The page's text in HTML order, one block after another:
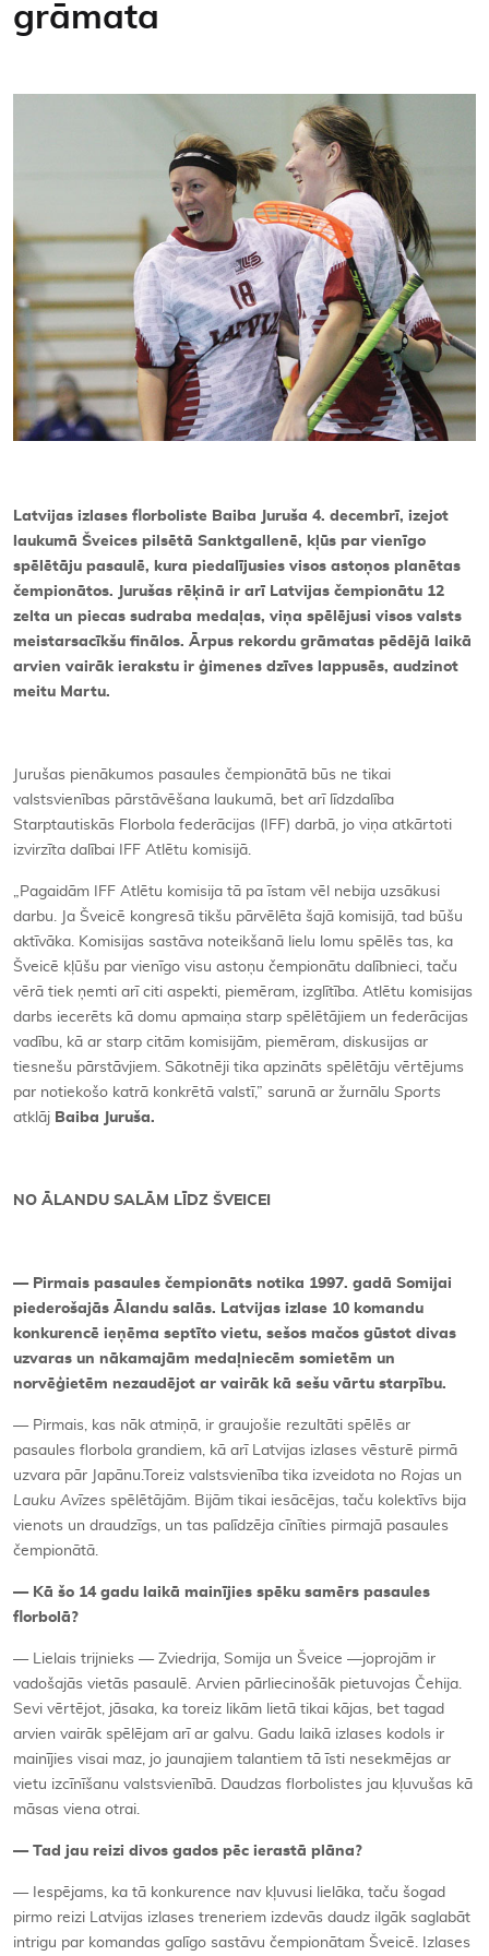
grāmata
Latvijas izlases florboliste Baiba Juruša 4. decembrī, izejot
laukumā Šveices pilsētā Sanktgallenē, kļūs par vienīgo
spēlētāju pasaulē, kura piedalījusies visos astoņos planētas
čempionātos. Jurušas rēķinā ir arī Latvijas čempionātu 12
zelta un piecas sudraba medaļas, viņa spēlējusi visos valsts
meistarsacīkšu finālos. Ārpus rekordu grāmatas pēdējā laikā
arvien vairāk ierakstu ir ģimenes dzīves lappusēs, audzinot
meitu Martu.
Jurušas pienākumos pasaules čempionātā būs ne tikai
valstsvienības pārstāvēšana laukumā, bet arī līdzdalība
Starptautiskās Florbola federācijas (IFF) darbā, jo viņa atkārtoti
izvirzīta dalībai IFF Atlētu komisijā.
„Pagaidām IFF Atlētu komisija tā pa īstam vēl nebija uzsākusi
darbu. Ja Šveicē kongresā tikšu pārvēlēta šajā komisijā, tad būšu
aktīvāka. Komisijas sastāva noteikšanā lielu lomu spēlēs tas, ka
Šveicē kļūšu par vienīgo visu astoņu čempionātu dalībnieci, taču
vērā tiek ņemti arī citi aspekti, piemēram, izglītība. Atlētu komisijas
darbs iecerēts kā domu apmaiņa starp spēlētājiem un federācijas
vadību, kā ar starp citām komisijām, piemēram, diskusijas ar
tiesnešu pārstāvjiem. Sākotnēji tika apzināts spēlētāju vērtējums
par notiekošo katrā konkrētā valstī,” sarunā ar žurnālu Sports
atklāj Baiba Juruša.
NO ĀLANDU SALĀM LĪDZ ŠVEICEI
— Pirmais pasaules čempionāts notika 1997. gadā Somijai
piederošajās Ālandu salās. Latvijas izlase 10 komandu
konkurencē ieņēma septīto vietu, sešos mačos gūstot divas
uzvaras un nākamajām medaļniecēm somietēm un
norvēģietēm nezaudējot ar vairāk kā sešu vārtu starpību.
— Pirmais, kas nāk atmiņā, ir graujošie rezultāti spēlēs ar
pasaules florbola grandiem, kā arī Latvijas izlases vēsturē pirmā
uzvara pār Japānu.Toreiz valstsvienība tika izveidota no Rojas un
Lauku Avīzes spēlētājām. Bijām tikai iesācējas, taču kolektīvs bija
vienots un draudzīgs, un tas palīdzēja cīnīties pirmajā pasaules
čempionātā.
— Kā šo 14 gadu laikā mainījies spēku samērs pasaules
florbolā?
— Lielais trijnieks — Zviedrija, Somija un Šveice —joprojām ir
vadošajās vietās pasaulē. Arvien pārliecinošāk pietuvojas Čehija.
Sevi vērtējot, jāsaka, ka toreiz likām lietā tikai kājas, bet tagad
arvien vairāk spēlējam arī ar galvu. Gadu laikā izlases kodols ir
mainījies visai maz, jo jaunajiem talantiem tā īsti nesekmējas ar
vietu izcīnīšanu valstsvienībā. Daudzas florbolistes jau kļuvušas kā
māsas viena otrai.
— Tad jau reizi divos gados pēc ierastā plāna?
— Iespējams, ka tā konkurence nav kļuvusi lielāka, taču šogad
pirmo reizi Latvijas izlases treneriem izdevās daudz ilgāk saglabāt
intrigu par komandas galīgo sastāvu čempionātam Šveicē. Izlases